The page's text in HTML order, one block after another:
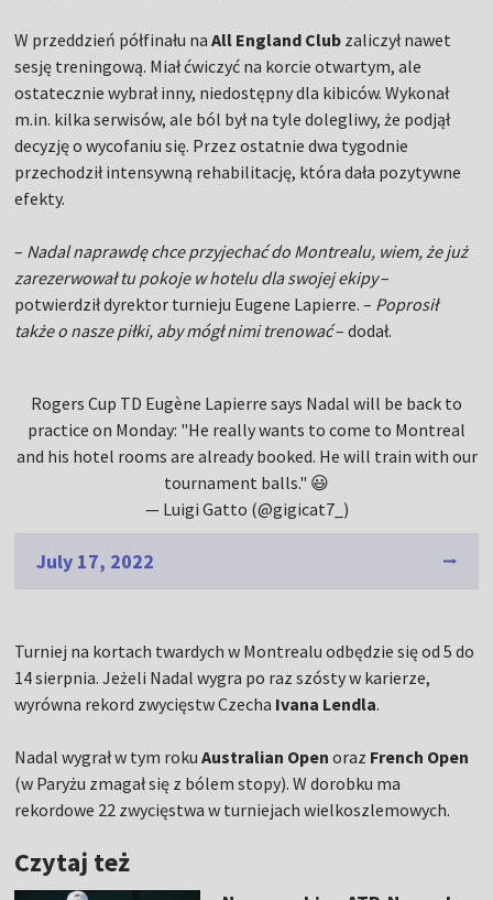
W przeddzień półfinału naAll England Club zaliczył nawet
sesję treningową. Miał ćwiczyć na korcie otwartym, ale
ostatecznie wybrał inny, niedostępny dla kibiców. Wykonał
m.in. kilka serwisów, ale ból był na tyle dolegliwy, że podjął
decyzję o wycofaniu się. Przez ostatnie dwa tygodnie
przechodził intensywną rehabilitację, która dała pozytywne
efekty.
– Nadal naprawdę chce przyjechać do Montrealu, wiem, że już
zarezerwował tu pokoje w hotelu dla swojej ekipy–
potwierdził dyrektor turnieju Eugene Lapierre. – Poprosił
także o nasze piłki, aby mógł nimi trenować– dodał.
Rogers Cup TD Eugène Lapierre says Nadal will be back to
practice on Monday: "He really wants to come to Montreal
and his hotel rooms are already booked. He will train with our
tournament balls." 😃
— Luigi Gatto (@gigicat7_)
July 17, 2022
Turniej na kortach twardych w Montrealu odbędzie się od 5 do
14 sierpnia. Jeżeli Nadal wygra po raz szósty w karierze,
wyrówna rekord zwycięstw Czecha Ivana Lendla.
Nadal wygrał w tym rokuAustralian Openoraz French Open
(w Paryżu zmagał się z bólem stopy). W dorobku ma
rekordowe 22 zwycięstwa w turniejach wielkoszlemowych.
Czytaj też